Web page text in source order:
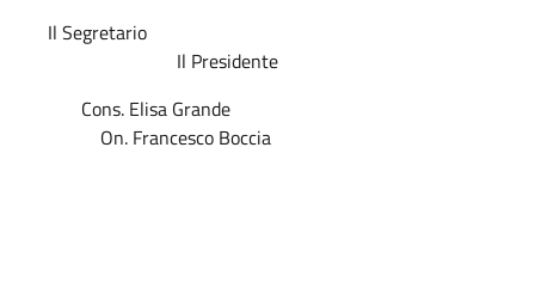
Il Segretario
Il Presidente
Cons. Elisa Grande
On. Francesco Boccia